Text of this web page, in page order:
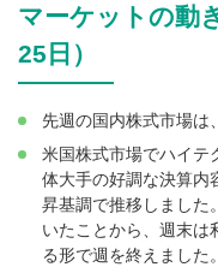
マーケットの動
25日）
先週の国内株式市場は
米国株式市場でハイテ
体大手の好調な決算内
昇基調で推移しました
いたことから、週末は
る形で週を終えました。